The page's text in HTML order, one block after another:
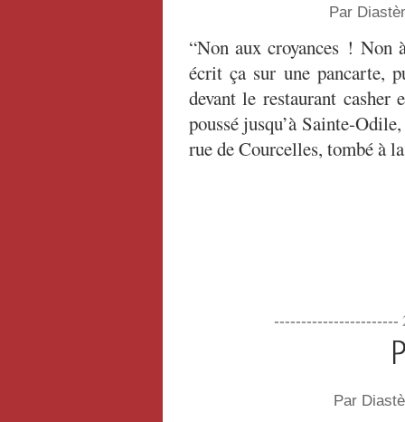
Par
“Non aux croyances ! Non
écrit ça sur une pancarte,
devant le restaurant casher
poussé jusqu’à Sainte-
rue de Courcelles, tombé à
-----------------------
Par